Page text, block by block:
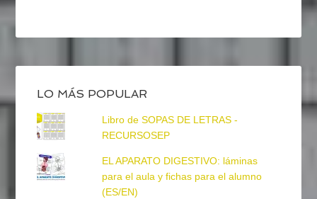
LO MÁS POPULAR
Libro de SOPAS DE LETRAS -
RECURSOSEP
EL APARATO DIGESTIVO: láminas
para el aula y fichas para el alumno
(ES/EN)